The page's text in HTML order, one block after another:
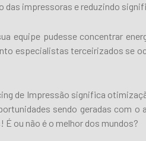
das impressoras e reduzindo
equipe pudesse concentrar
especialistas terceirizados se
de Impressão significa
sendo geradas com o
ou não é o melhor dos mundos?